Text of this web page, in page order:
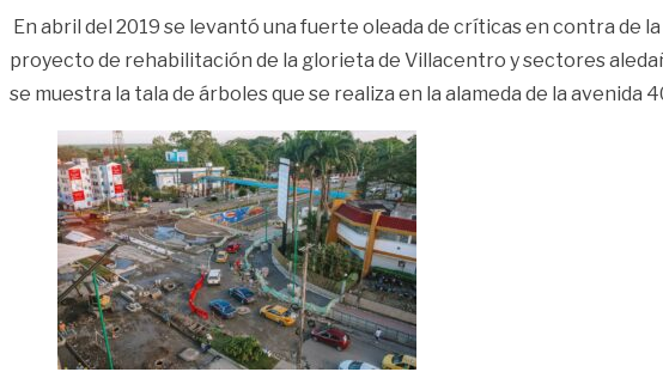
En abril del 2019 se levantó una fuerte oleada de críticas en contra de
proyecto de rehabilitación de la glorieta de Villacentro y sectores
se muestra la tala de árboles que se realiza en la alameda de la avenida